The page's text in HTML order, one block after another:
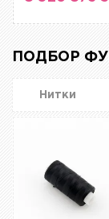
ПОДБОР
Нитки